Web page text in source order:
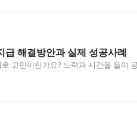
해결방안과 실제 성공사례
고민이신가요? 노력과 시간을 들여